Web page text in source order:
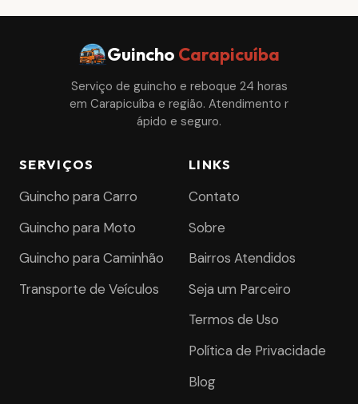
Guincho Carapicuíba
Serviço de guincho e reboque 24 horas
em Carapicuíba e região. Atendimento r
ápido e seguro.
SERVIÇOS
Guincho para Carro
Guincho para Moto
Guincho para Caminhão
Transporte de Veículos
LINKS
Contato
Sobre
Bairros Atendidos
Seja um Parceiro
Termos de Uso
Política de Privacidade
Blog